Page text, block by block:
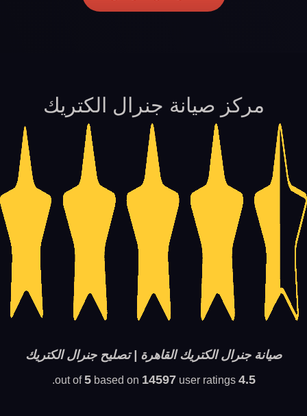
مركز صيانة جنرال الكتريك
صيانة جنرال الكتريك القاهرة | تصليح جنرال الكتريك
4.5
out of
5based on 14597user ratings.